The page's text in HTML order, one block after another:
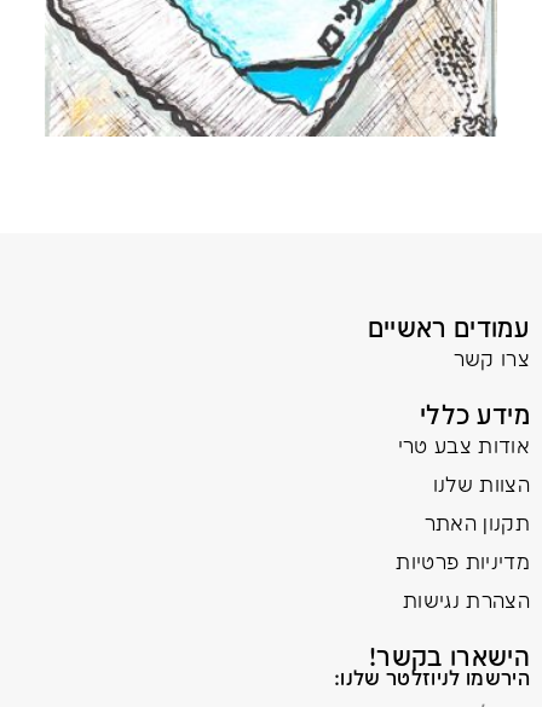
עמודים ראשיים
צרו קשר
מידע כללי
אודות צבע טרי
הצוות שלנו
תקנון האתר
מדיניות פרטיות
הצהרת נגישות
הישארו בקשר!
הירשמו לניוזלטר שלנו: